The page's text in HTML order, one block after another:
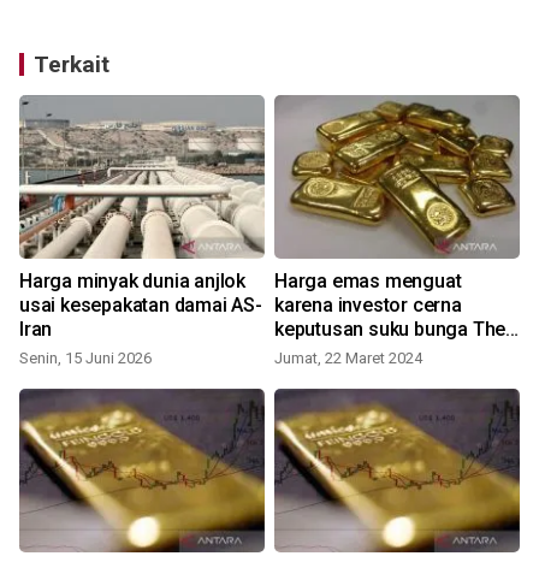
Terkait
Harga minyak dunia anjlok
usai kesepakatan damai AS-
Iran
Senin, 15 Juni 2026
Harga emas menguat
karena investor cerna
keputusan suku bunga The
Fed
Jumat, 22 Maret 2024